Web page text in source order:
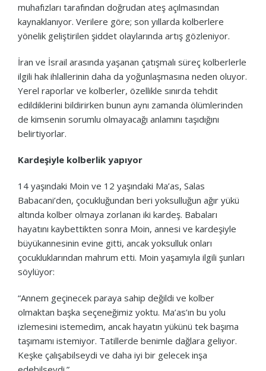
muhafızları tarafından doğrudan ateş açılmasından
kaynaklanıyor. Verilere göre; son yıllarda kolberlere
yönelik geliştirilen şiddet olaylarında artış gözleniyor.
İran ve İsrail arasında yaşanan çatışmalı süreç kolberlerle
ilgili hak ihlallerinin daha da yoğunlaşmasına neden oluyor.
Yerel raporlar ve kolberler, özellikle sınırda tehdit
edildiklerini bildirirken bunun aynı zamanda ölümlerinden
de kimsenin sorumlu olmayacağı anlamını taşıdığını
belirtiyorlar.
Kardeşiyle kolberlik yapıyor
14 yaşındaki Moin ve 12 yaşındaki Ma’as, Salas
Babacani’den, çocukluğundan beri yoksulluğun ağır yükü
altında kolber olmaya zorlanan iki kardeş. Babaları
hayatını kaybettikten sonra Moin, annesi ve kardeşiyle
büyükannesinin evine gitti, ancak yoksulluk onları
çocukluklarından mahrum etti. Moin yaşamıyla ilgili şunları
söylüyor:
“Annem geçinecek paraya sahip değildi ve kolber
olmaktan başka seçeneğimiz yoktu. Ma’as’ın bu yolu
izlemesini istemedim, ancak hayatın yükünü tek başıma
taşımamı istemiyor. Tatillerde benimle dağlara geliyor.
Keşke çalışabilseydi ve daha iyi bir gelecek inşa